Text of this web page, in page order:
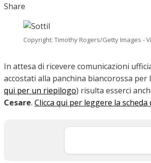
CALCIOMERCATO
SERIE B
Share
Copyright: Timothy Rogers/Getty Images -
In attesa di ricevere comunicazioni
accostati alla panchina biancorossa
qui per un riepilogo) risulta esserci
Cesare. Clicca qui per leggere la